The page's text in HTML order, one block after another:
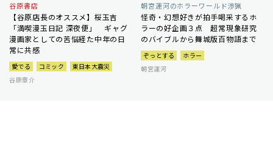
谷原書店
【谷原店長のオススメ】桜玉吉
「満喫漫玉日記 深夜便」 ギャグ
漫画家としての苦悩経た中年の日
常に共感
愛でる コミック
東日本大震災
谷原章介
朝宮運河のホラーワールド渉猟
怪奇・幻想好きが拍手喝采するホ
ラーの好企画３点 超常現象研究
のバイブルから舞城版百物語まで
ぞっとする
ホラー
朝宮運河